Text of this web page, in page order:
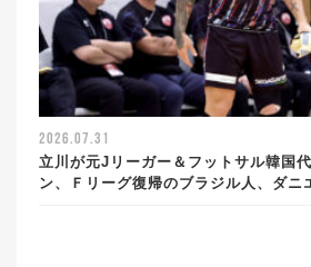
2026.07.31
立川が元Jリーガー＆フットサル韓国
ン、Ｆリーグ復帰のブラジル人、ダ